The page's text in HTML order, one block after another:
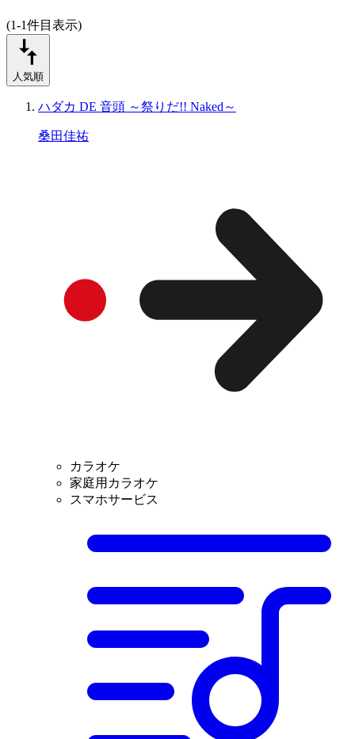
(1-1件目表示)
人気順
ハダカ DE 音頭 ～祭りだ!! Naked～
桑田佳祐
カラオケ
家庭用カラオケ
スマホサービス